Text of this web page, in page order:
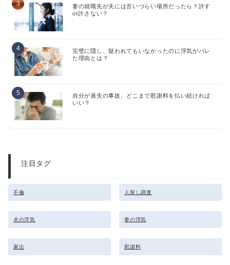
妻の就職先が夫には言いづらい場所だったら？許す
or許さない？
完璧に隠し、疑われてもいなかったのに浮気がバレ
た理由とは？
自分が過失の事故、どこまで慰謝料を払い続ければ
いい？
注目タグ
不倫 人探し調査
夫の浮気 妻の浮気
家出 慰謝料